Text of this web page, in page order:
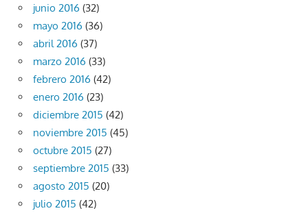
junio 2016 (32)
mayo 2016 (36)
abril 2016 (37)
marzo 2016 (33)
febrero 2016 (42)
enero 2016 (23)
diciembre 2015 (42)
noviembre 2015 (45)
octubre 2015 (27)
septiembre 2015 (33)
agosto 2015 (20)
julio 2015 (42)